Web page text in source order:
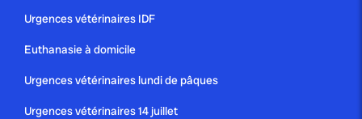
publié le 12 juillet 2025 par Christophe Le Dref
se gratte jusqu’au sang...
Urgences vétérinaires IDF
Euthanasie à domicile
Urgences vétérinaires lundi de pâques
Urgences vétérinaires 14 juillet